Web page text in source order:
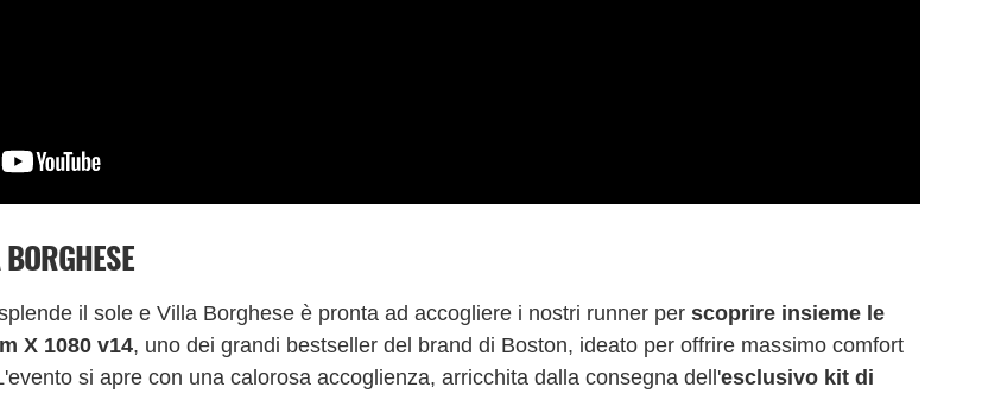
il sole e Villa Borghese è pronta ad accogliere i nostri runner per scoprire insieme le
X 1080 v14, uno dei grandi bestseller del brand di Boston, ideato per offrire massimo comfort
si apre con una calorosa accoglienza, arricchita dalla consegna dell'esclusivo kit di